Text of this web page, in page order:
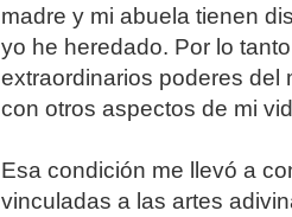
madre y mi abuela tienen
yo he heredado. Por lo
extraordinarios poderes
con otros aspectos de mi
Esa condición me llevó a
vinculadas a las artes